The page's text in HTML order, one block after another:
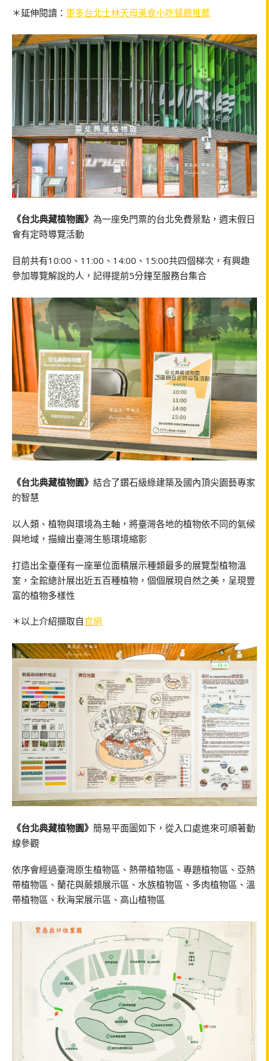
＊延伸閱讀： 更多台北士林天母美食小吃餐廳推薦
《台北典藏植物園》 為一座免門票的台北免費景點，週末假日
會有定時導覽活動
目前共有10:00、11:00、14:00、15:00共四個梯次，有興趣
參加導覽解說的人，記得提前5分鐘至服務台集合
《台北典藏植物園》 結合了鑽石級綠建築及國內頂尖園藝專家
的智慧
以人類、植物與環境為主軸，將臺灣各地的植物依不同的氣候
與地域，描繪出臺灣生態環境縮影
打造出全臺僅有一座單位面積展示種類最多的展覽型植物溫
室，全館總計展出近五百種植物，個個展現自然之美，呈現豐
富的植物多樣性
＊以上介紹擷取自官網
《台北典藏植物園》 簡易平面圖如下，從入口處進來可順著動
線參觀
依序會經過臺灣原生植物區、熱帶植物區、專題植物區、亞熱
帶植物區、蘭花與蕨類展示區、水族植物區、多肉植物區、溫
帶植物區、秋海棠展示區、高山植物區